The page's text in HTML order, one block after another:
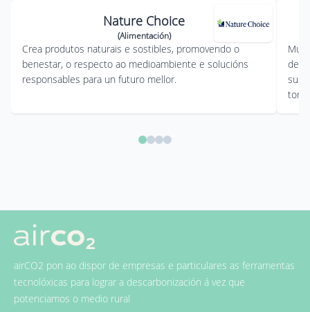
Nature Choice
(Alimentación)
Crea produtos naturais e sostibles, promovendo o
benestar, o respecto ao medioambiente e solucións
responsables para un futuro mellor.
de
airCO2 pon ao dispor de empresas e particulares as ferramentas
tecnolóxicas para lograr a descarbonización á vez que
potenciamos o medio rural